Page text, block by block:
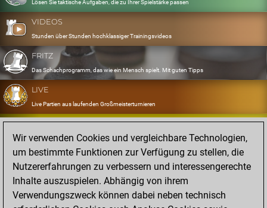
Lösen Sie taktische Aufgaben, die zu Ihrer Spielstärke passen
VIDEOS
Stunden über Stunden hochklassiger Trainingsvideos
FRITZ
Das Schachprogramm, das wie ein Mensch spielt. Mit guten Tipps
LIVE
Live Partien aus laufenden Großmeisterturnieren
OPENINGS
Erfassen und Üben Sie Ihr Eröffnungsrepertoire
DATABASE
Acht Millionen starke Partien
MYGAMES
Speichern und analysieren Sie eigene Partien in der Cloud
Wir verwenden Cookies und vergleichbare Technologien,
um bestimmte Funktionen zur Verfügung zu stellen, die
Nutzererfahrungen zu verbessern und interessengerechte
Inhalte auszuspielen. Abhängig von ihrem
Verwendungszweck können dabei neben technisch